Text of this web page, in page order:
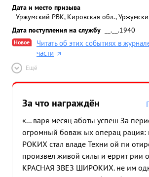
Дата и место призыва
Уржумский РВК, Кировская обл.,
Дата поступления на службу
__.__.1940
Новое
Читать об этих событиях в
части
Ещё
За что награждён
«... варя месяц аботы успеш За
огромный боваж ых операц рация:
РОКИХ стал владе Техни ой пи
произвел живой силы и еррит рии
КРАСНАЯ ЗВЕЗ ШИРОКИХ. не им